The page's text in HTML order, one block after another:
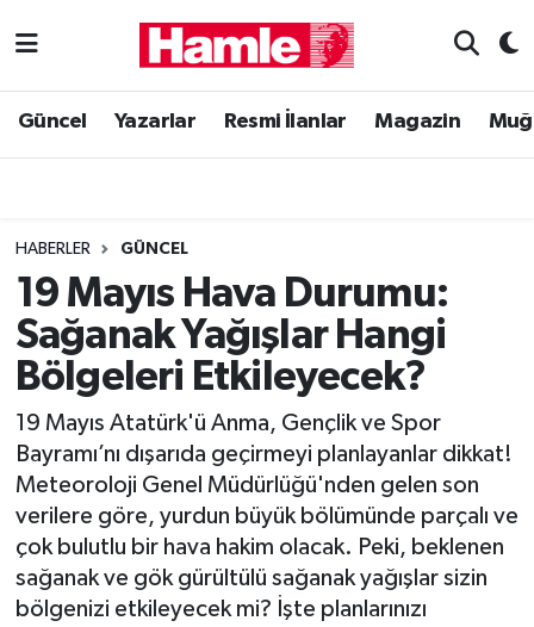
Güncel Yazarlar Resmi İlanlar Magazin
HABERLER GÜNCEL
19 Mayıs Hava Durumu:
Sağanak Yağışlar Hangi
Bölgeleri Etkileyecek?
19 Mayıs Atatürk'ü Anma, Gençlik ve Spor
Bayramı’nı dışarıda geçirmeyi planlayanlar dikkat!
Meteoroloji Genel Müdürlüğü'nden gelen son
verilere göre, yurdun büyük bölümünde parçalı ve
çok bulutlu bir hava hakim olacak. Peki, beklenen
sağanak ve gök gürültülü sağanak yağışlar sizin
bölgenizi etkileyecek mi? İşte planlarınızı
Güncel
Magazin
Muğla Haber
Siyaset
Muğla Nöbetçi Eczaneler
Muğla Trafik Yoğunluk Haritası
Süper Lig Puan Durumu ve Fikstür
Tüm Manşetler
Son Dakika Haberleri
Haber Arşivi